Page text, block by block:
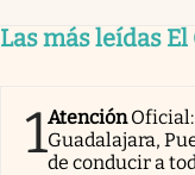
Las más leídas
1Atención
Guadalajara,
de conducir a